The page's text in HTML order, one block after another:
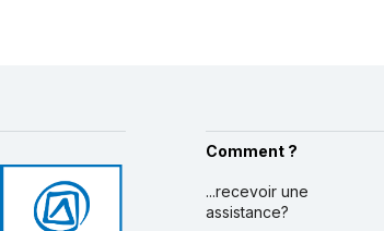
Comment ?
...recevoir une
assistance?